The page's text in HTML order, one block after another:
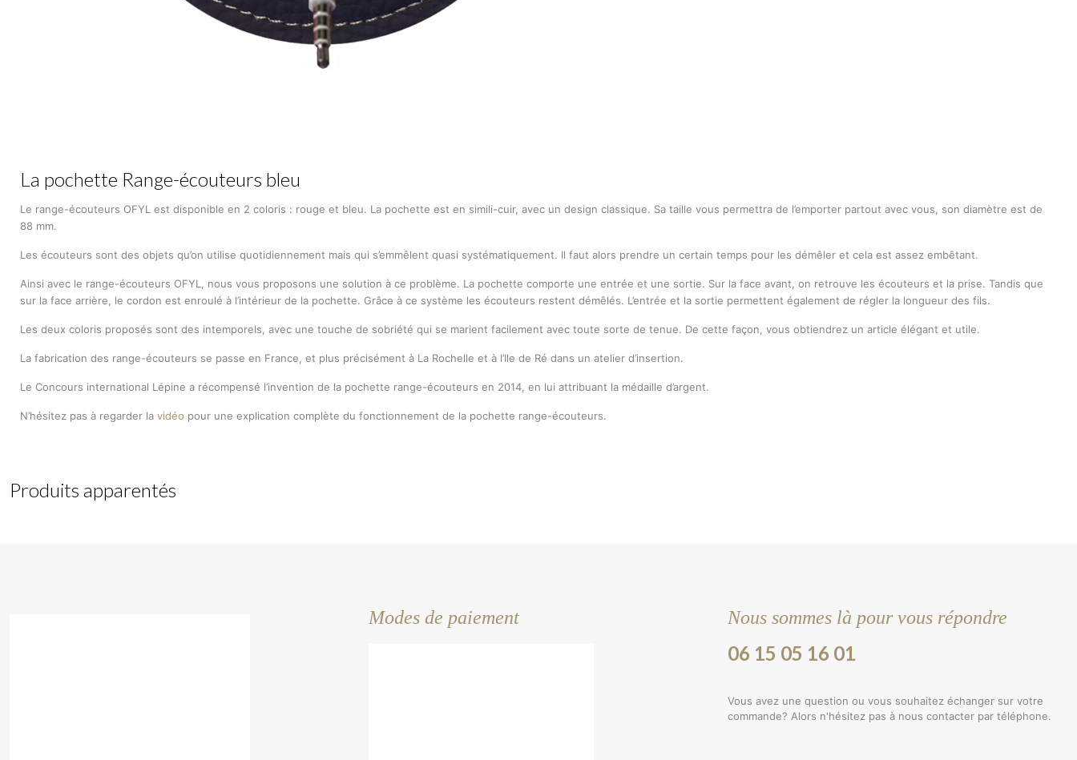
La pochette Range-écouteurs bleu
Le range-écouteurs OFYL est disponible en 2 coloris : rouge et bleu. La pochette est en simili-cuir, avec un design classique. Sa taille vous permettra de l’emporter partout avec vous, son diamètre est de
88 mm.
Les écouteurs sont des objets qu’on utilise quotidiennement mais qui s’emmêlent quasi systématiquement. Il faut alors prendre un certain temps pour les démêler et cela est assez embêtant.
Ainsi avec le range-écouteurs OFYL, nous vous proposons une solution à ce problème. La pochette comporte une entrée et une sortie. Sur la face avant, on retrouve les écouteurs et la prise. Tandis que
sur la face arrière, le cordon est enroulé à l’intérieur de la pochette. Grâce à ce système les écouteurs restent démêlés. L’entrée et la sortie permettent également de régler la longueur des fils.
Les deux coloris proposés sont des intemporels, avec une touche de sobriété qui se marient facilement avec toute sorte de tenue. De cette façon, vous obtiendrez un article élégant et utile.
La fabrication des range-écouteurs se passe en France, et plus précisément à La Rochelle et à l’Ile de Ré dans un atelier d’insertion.
Le Concours international Lépine a récompensé l’invention de la pochette range-écouteurs en 2014, en lui attribuant la médaille d’argent.
N’hésitez pas à regarder lavidéo pour une explication complète du fonctionnement de la pochette range-écouteurs.
Produits apparentés
Modes de paiement Nous sommes là pour vous répondre
06 15 05 16 01
Vous avez une question ou vous souhaitez échanger sur votre
commande? Alors n'hésitez pas à nous contacter par téléphone.